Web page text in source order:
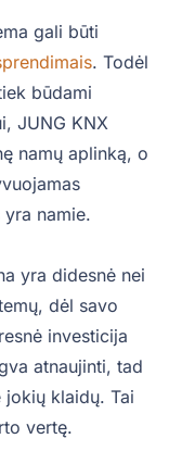
gali būti
. Todėl
būdami
JUNG KNX
namų aplinką, o
namie.
yra didesnė nei
dėl savo
investicija
atnaujinti, tad
klaidų. Tai
vertę.